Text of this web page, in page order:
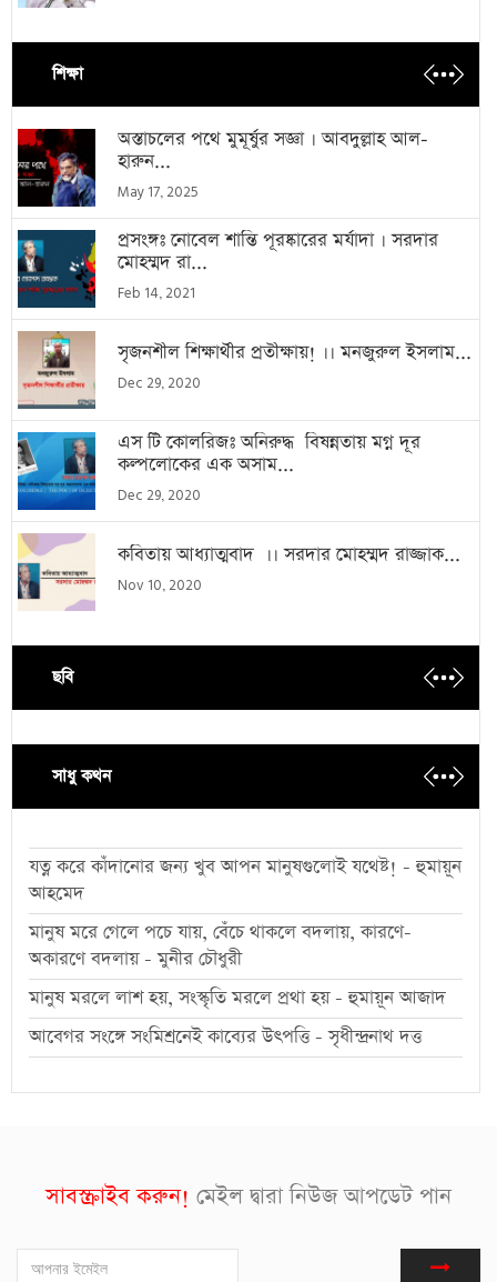
শিক্ষা
অস্তাচলের পথে মুমূর্ষুর সজ্ঞা । আবদুল্লাহ আল-
হারুন...
May 17, 2025
প্রসংঙ্গঃ নোবেল শান্তি পূরষ্কারের মর্যাদা । সরদার
মোহম্মদ রা...
Feb 14, 2021
সৃজনশীল শিক্ষার্থীর প্রতীক্ষায়! ।। মনজুরুল ইসলাম...
Dec 29, 2020
এস টি কোলরিজঃ অনিরুদ্ধ বিষন্নতায় মগ্ন দূর
কল্পলোকের এক অসাম...
Dec 29, 2020
কবিতায় আধ্যাত্মবাদ ।। সরদার মোহম্মদ রাজ্জাক...
Nov 10, 2020
ছবি
সাধু কথন
যত্ন করে কাঁদানোর জন্য খুব আপন মানুষগুলোই যথেষ্ট! - হুমায়ূন
আহমেদ
মানুষ মরে গেলে পচে যায়, বেঁচে থাকলে বদলায়, কারণে-
অকারণে বদলায় - মুনীর চৌধুরী
মানুষ মরলে লাশ হয়, সংস্কৃতি মরলে প্রথা হয় - হুমায়ূন আজাদ
আবেগর সংঙ্গে সংমিশ্রনেই কাব্যের উৎপত্তি - সৃধীন্দ্রনাথ দত্ত
সাবস্ক্রাইব করুন! মেইল দ্বারা নিউজ আপডেট পান